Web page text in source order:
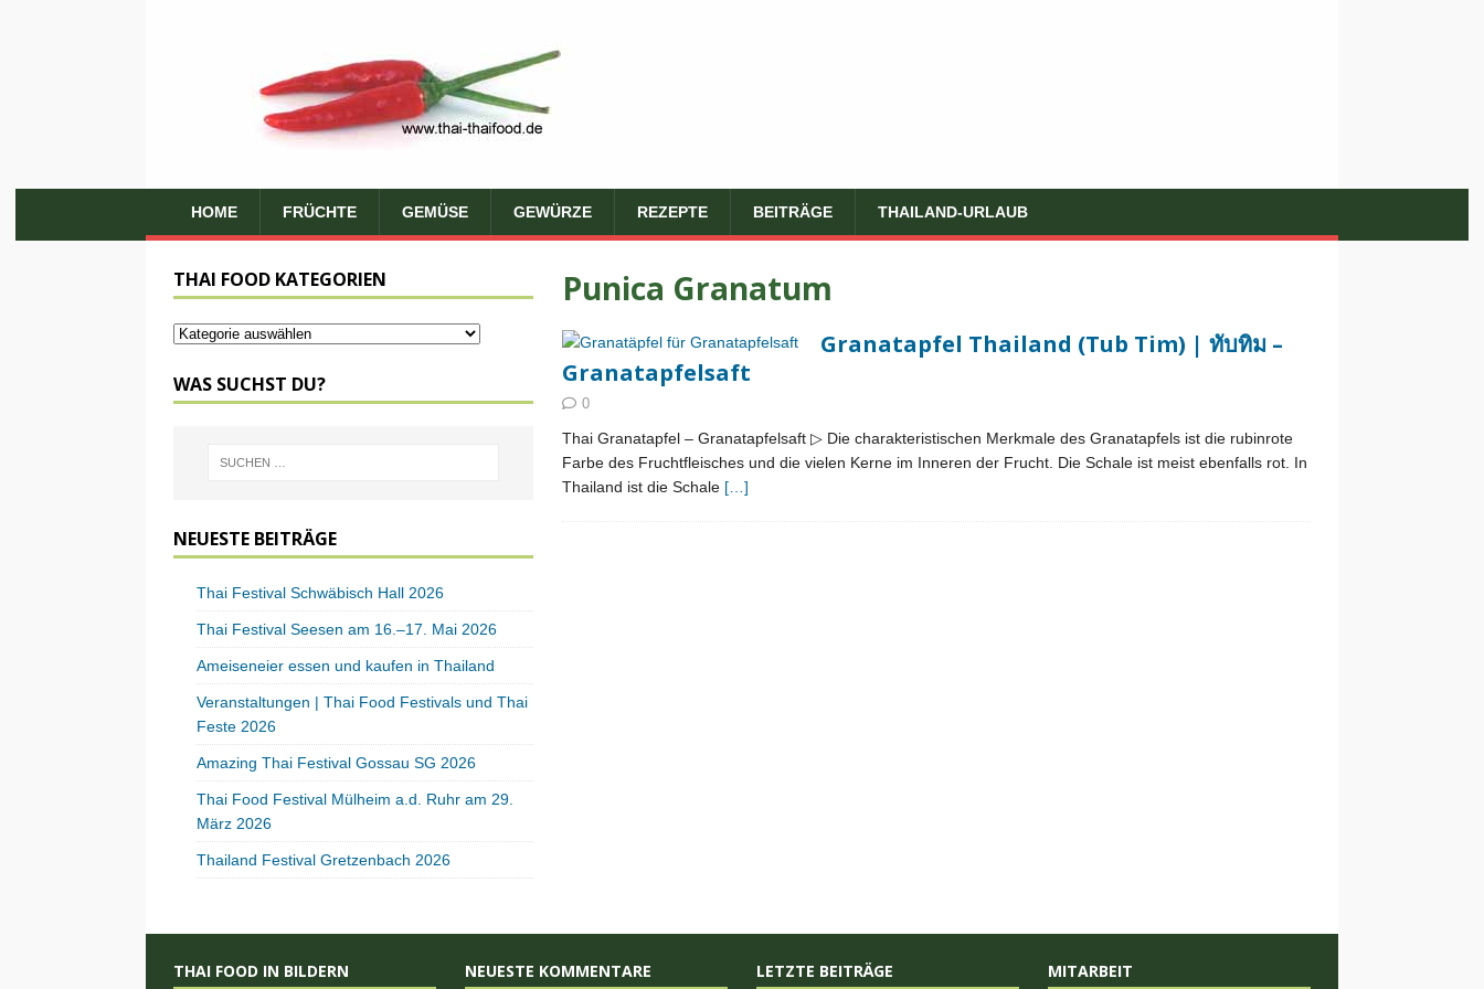
HOME FRÜCHTE GEMÜSE GEWÜRZE REZEPTE BEITRÄGE THAILAND-URLAUB
Punica Granatum
Granatapfel Thailand (Tub Tim) | ทับทิม –
Granatapfelsaft
0
Thai Granatapfel – Granatapfelsaft ▷ Die charakteristischen Merkmale des Granatapfels ist die rubinrote
Farbe des Fruchtfleisches und die vielen Kerne im Inneren der Frucht. Die Schale ist meist ebenfalls rot. In
Thailand ist die Schale […]
THAI FOOD KATEGORIEN
WAS SUCHST DU?
NEUESTE BEITRÄGE
Thai Festival Schwäbisch Hall 2026
Thai Festival Seesen am 16.–17. Mai 2026
Ameiseneier essen und kaufen in Thailand
Veranstaltungen | Thai Food Festivals und Thai
Feste 2026
Amazing Thai Festival Gossau SG 2026
Thai Food Festival Mülheim a.d. Ruhr am 29.
März 2026
Thailand Festival Gretzenbach 2026
THAI FOOD IN BILDERN NEUESTE KOMMENTARE LETZTE BEITRÄGE MITARBEIT